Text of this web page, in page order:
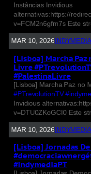
Instâncias Invidious
alternativas:https://
v=FCM2n6gfm7s Este
MAR 10, 2026 INDYMEDIA
[Lisboa] Marcha
Livre
#PalestinaLivre
[Lisboa] Marcha Paz no
#PTrevolutionTV
Invidious
v=DTU0ZKoGCI0 Este
MAR 10, 2026 INDYMEDIA
[Lisboa] Jornadas
#indymediaPT